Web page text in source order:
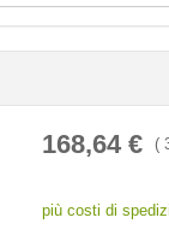
168,64€ (
più costi di
< /picture>